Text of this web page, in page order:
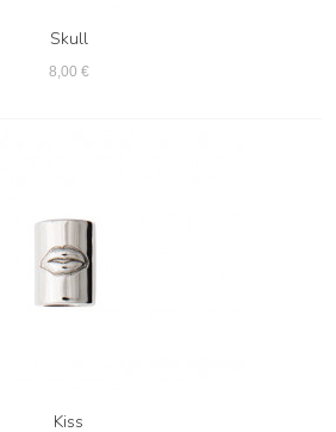
Skull
8,00 €
Kiss